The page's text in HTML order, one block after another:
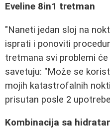
Eveline 8in1 tretman
"Naneti jedan sloj na
isprati i ponoviti
tretmana svi problemi
savetuju: "Može se
mojih katastrofalnih
prisutan posle 2
Kombinacija sa